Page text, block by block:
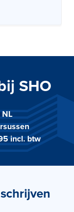
SHO
incl. btw